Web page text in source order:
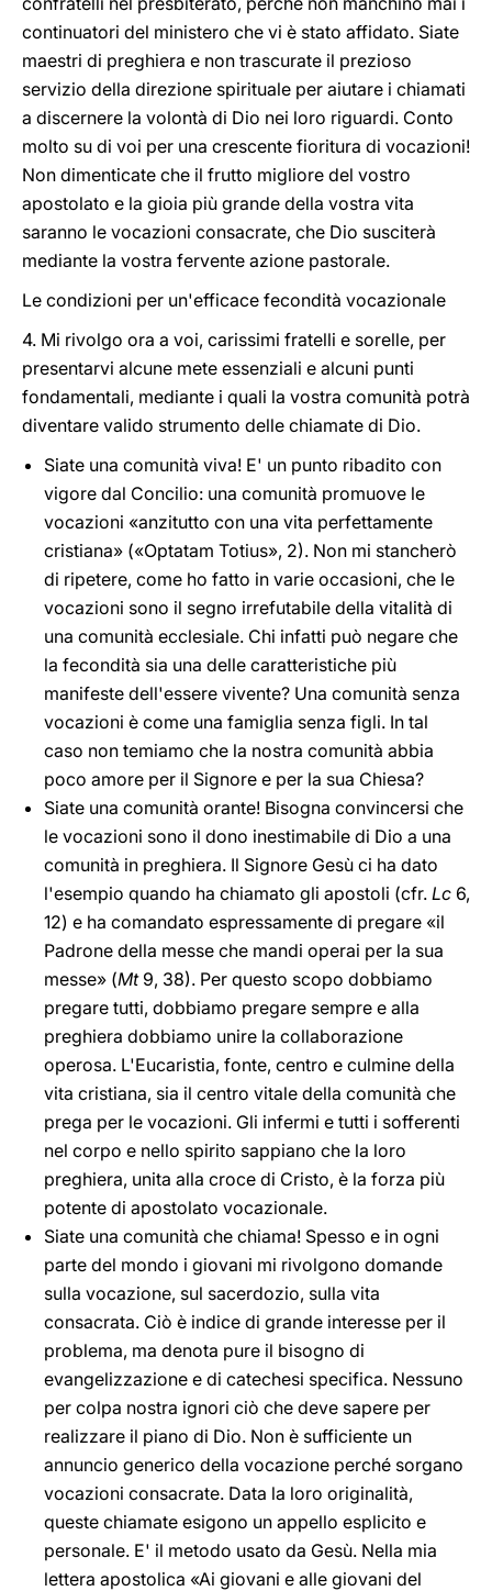
continuatori del ministero che vi è stato affidato. Siate
maestri di preghiera e non trascurate il prezioso
servizio della direzione spirituale per aiutare i chiamati
a discernere la volontà di Dio nei loro riguardi. Conto
molto su di voi per una crescente fioritura di vocazioni!
Non dimenticate che il frutto migliore del vostro
apostolato e la gioia più grande della vostra vita
saranno le vocazioni consacrate, che Dio susciterà
mediante la vostra fervente azione pastorale.
Le condizioni per un'efficace fecondità vocazionale
4. Mi rivolgo ora a voi, carissimi fratelli e sorelle, per
presentarvi alcune mete essenziali e alcuni punti
fondamentali, mediante i quali la vostra comunità potrà
diventare valido strumento delle chiamate di Dio.
Siate una comunità viva! E' un punto ribadito con
vigore dal Concilio: una comunità promuove le
vocazioni «anzitutto con una vita perfettamente
cristiana» («Optatam Totius», 2). Non mi stancherò
di ripetere, come ho fatto in varie occasioni, che le
vocazioni sono il segno irrefutabile della vitalità di
una comunità ecclesiale. Chi infatti può negare che
la fecondità sia una delle caratteristiche più
manifeste dell'essere vivente? Una comunità senza
vocazioni è come una famiglia senza figli. In tal
caso non temiamo che la nostra comunità abbia
poco amore per il Signore e per la sua Chiesa?
Siate una comunità orante! Bisogna convincersi che
le vocazioni sono il dono inestimabile di Dio a una
comunità in preghiera. Il Signore Gesù ci ha dato
l'esempio quando ha chiamato gli apostoli (cfr. Lc 6,
12) e ha comandato espressamente di pregare «il
Padrone della messe che mandi operai per la sua
messe» (Mt9, 38). Per questo scopo dobbiamo
pregare tutti, dobbiamo pregare sempre e alla
preghiera dobbiamo unire la collaborazione
operosa. L'Eucaristia, fonte, centro e culmine della
vita cristiana, sia il centro vitale della comunità che
prega per le vocazioni. Gli infermi e tutti i sofferenti
nel corpo e nello spirito sappiano che la loro
preghiera, unita alla croce di Cristo, è la forza più
potente di apostolato vocazionale.
Siate una comunità che chiama! Spesso e in ogni
parte del mondo i giovani mi rivolgono domande
sulla vocazione, sul sacerdozio, sulla vita
consacrata. Ciò è indice di grande interesse per il
problema, ma denota pure il bisogno di
evangelizzazione e di catechesi specifica. Nessuno
per colpa nostra ignori ciò che deve sapere per
realizzare il piano di Dio. Non è sufficiente un
annuncio generico della vocazione perché sorgano
vocazioni consacrate. Data la loro originalità,
queste chiamate esigono un appello esplicito e
personale. E' il metodo usato da Gesù. Nella mia
lettera apostolica «Ai giovani e alle giovani del